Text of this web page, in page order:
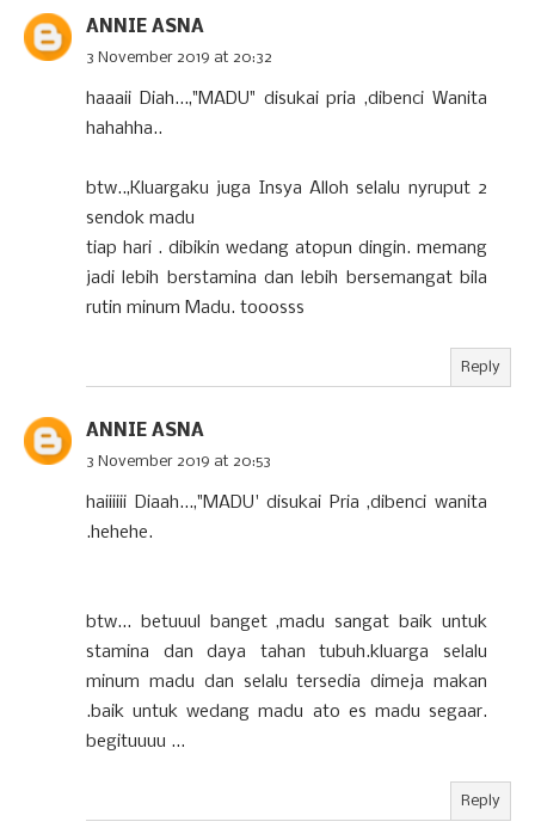
ANNIE ASNA
3 November 2019 at 20:32
haaaii Diah...,"MADU" disukai pria ,dibenci Wanita
hahahha..
btw..,Kluargaku juga Insya Alloh selalu nyruput 2
sendok madu
tiap hari . dibikin wedang atopun dingin. memang
jadi lebih berstamina dan lebih bersemangat bila
rutin minum Madu. tooosss
Reply
ANNIE ASNA
3 November 2019 at 20:53
haiiiiii Diaah...,"MADU' disukai Pria ,dibenci wanita
.hehehe.
btw... betuuul banget ,madu sangat baik untuk
stamina dan daya tahan tubuh.kluarga selalu
minum madu dan selalu tersedia dimeja makan
.baik untuk wedang madu ato es madu segaar.
begituuuu ...
Reply